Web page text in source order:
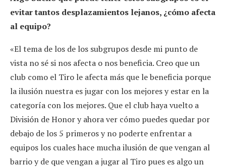
evitar tantos desplazamientos lejanos, ¿cómo afecta
al equipo?
«El tema de los de los subgrupos desde mi punto de
vista no sé si nos afecta o nos beneficia. Creo que un
club como el Tiro le afecta más que le beneficia porque
la ilusión nuestra es jugar con los mejores y estar en la
categoría con los mejores. Que el club haya vuelto a
División de Honor y ahora ver cómo puedes quedar por
debajo de los 5 primeros y no poderte enfrentar a
equipos los cuales hace mucha ilusión de que vengan al
barrio y de que vengan a jugar al Tiro pues es algo un